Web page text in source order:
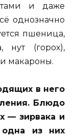
и даже
однозначно
пшеница,
нут (горох),
и макароны.
в него
Блюдо
— зирвака и
из них